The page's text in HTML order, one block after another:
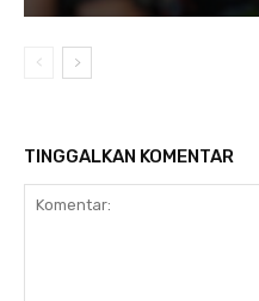
TINGGALKAN KOMENTAR